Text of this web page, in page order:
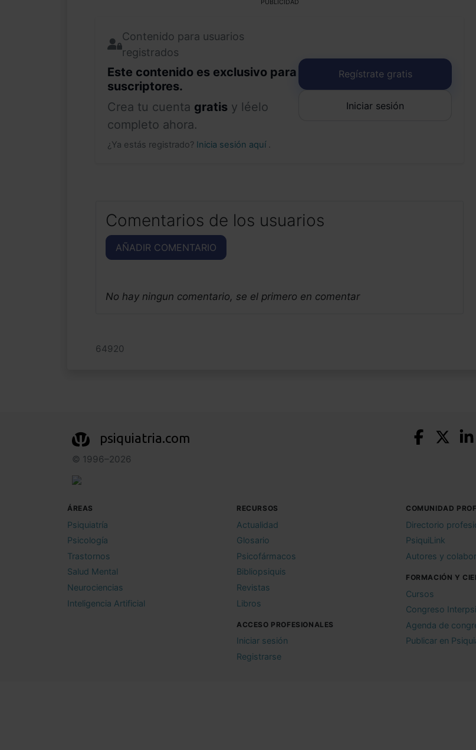
PUBLICIDAD
Contenido para usuarios
registrados
Este contenido es exclusivo para
suscriptores.
Crea tu cuenta gratis y léelo
completo ahora.
¿Ya estás registrado? Inicia sesión aquí .
Regístrate gratis
Iniciar sesión
Comentarios de los usuarios
AÑADIR COMENTARIO
No hay ningun comentario, se el primero en comentar
64920
psiquiatria.com
© 1996–2026
ÁREAS
Psiquiatría
Psicología
Trastornos
Salud Mental
Neurociencias
Inteligencia Artificial
RECURSOS
Actualidad
Glosario
Psicofármacos
Bibliopsiquis
Revistas
Libros
ACCESO PROFESIONALES
Iniciar sesión
Registrarse
COMUNIDAD
Directorio
PsiquiLink
Autores y
FORMACIÓN Y
Cursos
Congreso
Agenda de
Publicar en